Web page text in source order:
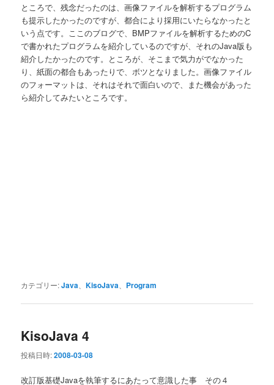
ところで、残念だったのは、画像ファイルを解析するプログラム
も提示したかったのですが、都合により採用にいたらなかったと
いう点です。ここのブログで、BMPファイルを解析するためのC
で書かれたプログラムを紹介しているのですが、それのJava版も
紹介したかったのです。ところが、そこまで気力がでなかった
り、紙面の都合もあったりで、ボツとなりました。画像ファイル
のフォーマットは、それはそれで面白いので、また機会があった
ら紹介してみたいところです。
カテゴリー:Java 、KisoJava Program
KisoJava 4
投稿日時:2008-03-08
改訂版基礎Javaを執筆するにあたって意識した事 その４